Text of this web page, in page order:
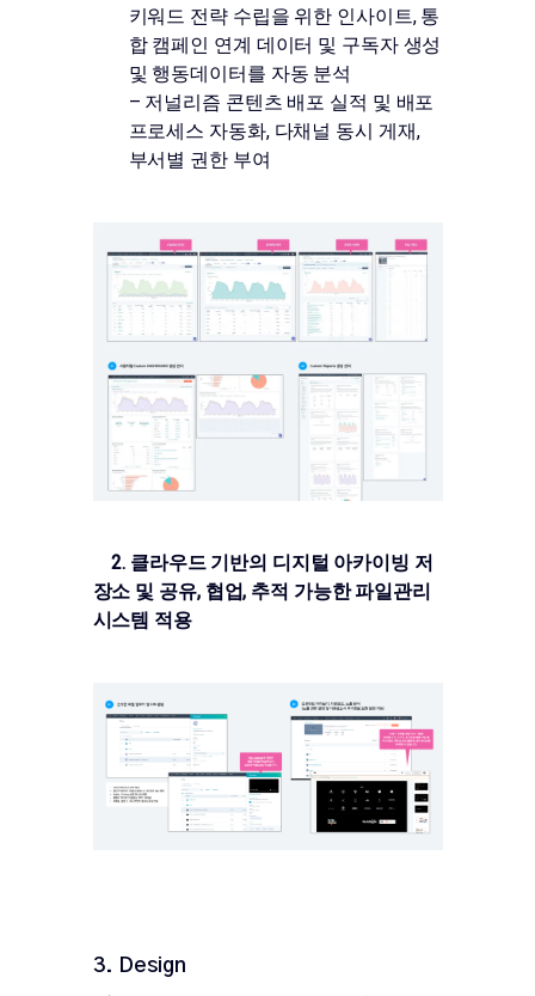
키워드 전략 수립을 위한 인사이트, 통
합 캠페인 연계 데이터 및 구독자 생성
및 행동데이터를 자동 분석
– 저널리즘 콘텐츠 배포 실적 및 배포
프로세스 자동화, 다채널 동시 게재,
부서별 권한 부여
2. 클라우드 기반의 디지털 아카이빙 저
장소 및 공유, 협업, 추적 가능한 파일관리
시스템 적용
3. Design